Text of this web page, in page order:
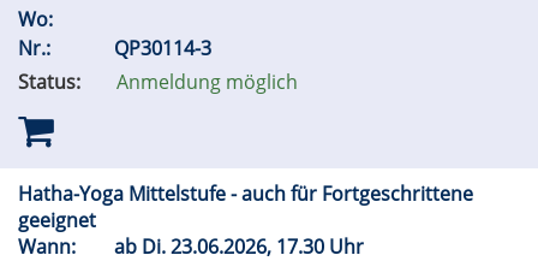
Wo:
Nr.:
QP30114-3
Status:
Anmeldung möglich
Hatha-Yoga Mittelstufe - auch für Fortgeschrittene
geeignet
Wann:
ab Di.23.06.2026, 17.30 Uhr